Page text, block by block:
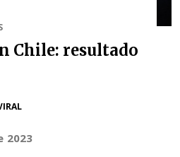
Chile: resultado
2023